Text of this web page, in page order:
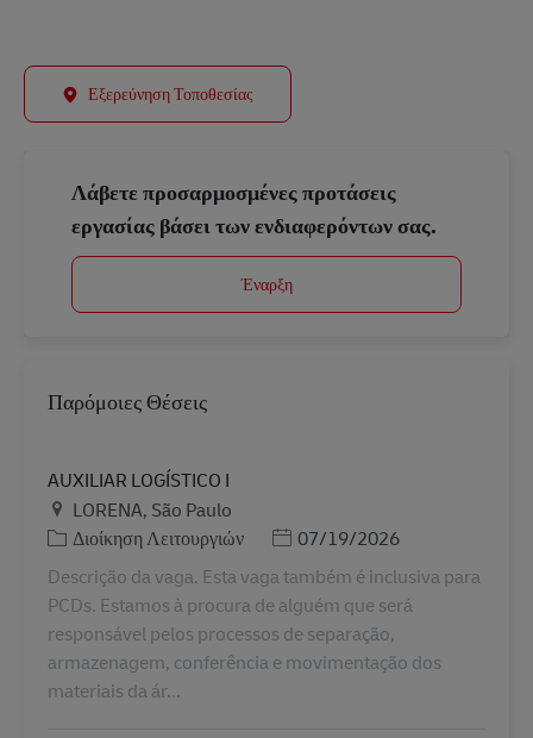
Εξερεύνηση Τοποθεσίας
Λάβετε προσαρμοσμένες προτάσεις
εργασίας βάσει των ενδιαφερόντων σας.
Έναρξη
Παρόμοιες Θέσεις
AUXILIAR LOGÍSTICO I
Τοποθεσία
LORENA, São Paulo
Κατηγορία
Διοίκηση Λειτουργιών Ημερομηνία Ανάρτησης
07/19/2026
Descrição da vaga. Esta vaga também é inclusiva para
PCDs. Estamos à procura de alguém que será
responsável pelos processos de separação,
armazenagem, conferência e movimentação dos
materiais da ár...